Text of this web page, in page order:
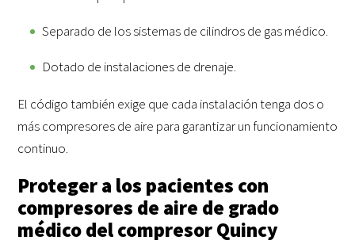
Separado de los sistemas de cilindros de gas médico.
Dotado de instalaciones de drenaje.
El código también exige que cada instalación tenga dos o
más compresores de aire para garantizar un funcionamiento
continuo.
Proteger a los pacientes con
compresores de aire de grado
médico del compresor Quincy